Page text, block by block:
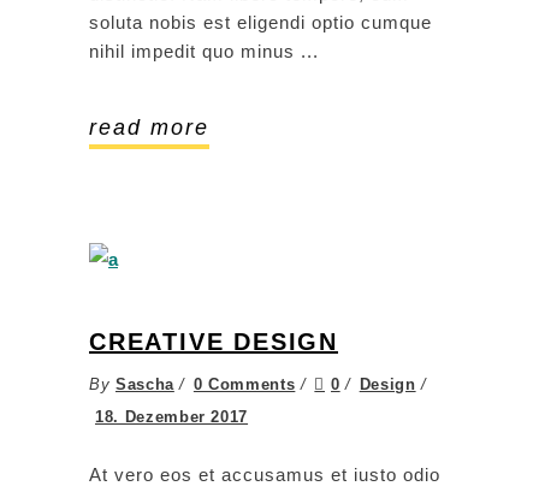
soluta nobis est eligendi optio cumque
nihil impedit quo minus
read more
CREATIVE DESIGN
By Sascha 0 Comments 0
Design
18. Dezember 2017
At vero eos et accusamus et iusto odio